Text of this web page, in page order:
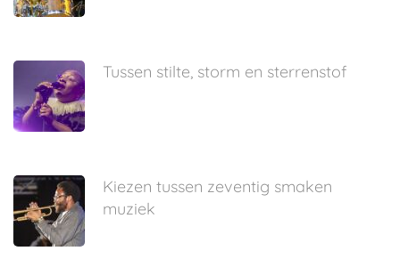
Tussen stilte, storm en sterrenstof
Kiezen tussen zeventig smaken
muziek